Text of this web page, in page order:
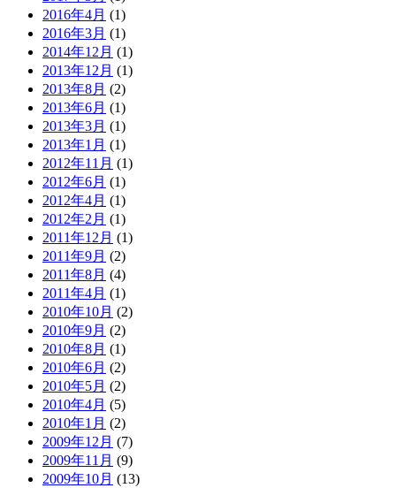
2016年4月 (1)
2016年3月 (1)
2014年12月 (1)
2013年12月 (1)
2013年8月 (2)
2013年6月 (1)
2013年3月 (1)
2013年1月 (1)
2012年11月 (1)
2012年6月 (1)
2012年4月 (1)
2012年2月 (1)
2011年12月 (1)
2011年9月 (2)
2011年8月 (4)
2011年4月 (1)
2010年10月 (2)
2010年9月 (2)
2010年8月 (1)
2010年6月 (2)
2010年5月 (2)
2010年4月 (5)
2010年1月 (2)
2009年12月 (7)
2009年11月 (9)
2009年10月 (13)